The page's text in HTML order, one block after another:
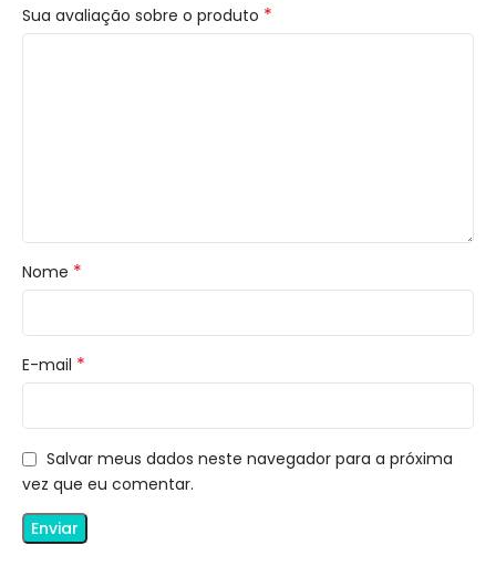
Sua avaliação sobre o produto *
Nome *
E-mail *
Salvar meus dados neste navegador para a próxima
vez que eu comentar.